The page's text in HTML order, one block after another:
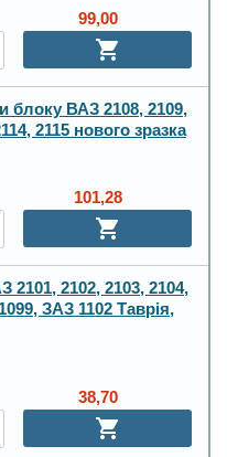
99,00
блоку ВАЗ 2108, 2109,
2115 нового зразка
101,28
2102, 2103, 2104,
ЗАЗ 1102 Таврія,
38,70